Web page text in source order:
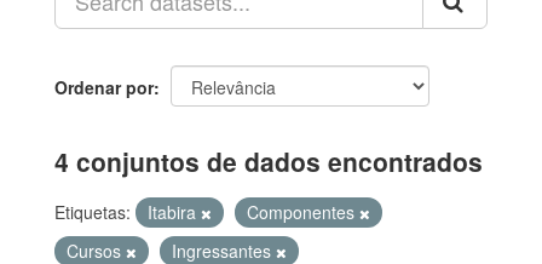
Ordenar por
4 conjuntos de dados encontrados
Etiquetas: Itabira
Componentes
Cursos
Ingressantes